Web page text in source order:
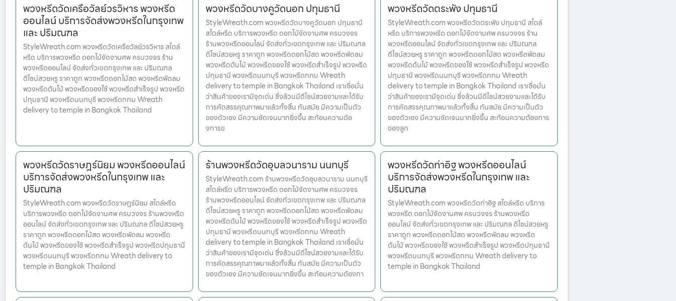
พวงหรีดวัดเครือวัลย์วรวิหาร พวงหรีด
ออนไลน์ บริการจัดส่งพวงหรีดในกรุงเทพ
และ ปริมณฑล
StyleWreath.com พวงหรีดวัดเครือวัลย์วรวิหาร สไตล์
หรีด บริการพวงหรีด ดอกไม้จัดงานศพ ครบวงจร ร้าน
พวงหรีดออนไลน์ จัดส่งทั่วเขตกรุงเทพ และ ปริมณฑล
ดีไซน์สวยหรู ราคาถูก พวงหรีดดอกไม้สด พวงหรีดพัดลม
พวงหรีดต้นไม้ พวงหรีดของใช้ พวงหรีดสำเร็จรูป พวงหรีด
ปทุมธานี พวงหรีดนนทบุรี พวงหรีดกทม Wreath
delivery to temple in Bangkok Thailand
พวงหรีดวัดบางคูวัดนอก ปทุมธานี
StyleWreath.com พวงหรีดวัดบางคูวัดนอก ปทุมธานี
สไตล์หรีด บริการพวงหรีด ดอกไม้จัดงานศพ ครบวงจร
ร้านพวงหรีดออนไลน์ จัดส่งทั่วเขตกรุงเทพ และ ปริมณฑล
ดีไซน์สวยหรู ราคาถูก พวงหรีดดอกไม้สด พวงหรีดพัดลม
พวงหรีดต้นไม้ พวงหรีดของใช้ พวงหรีดสำเร็จรูป พวงหรีด
ปทุมธานี พวงหรีดนนทบุรี พวงหรีดกทม Wreath
delivery to temple in Bangkok Thailand เราเชื่อมั่น
ว่าสินค้าของเรามีจุดเด่น ซึ่งล้วนมีดีไซน์สวยงามและได้รับ
การคัดสรรคุณภาพมาแล้วทั้งสิ้น ทันสมัย มีความเป็นตัว
ของตัวเอง มีความชัดเจนมากยิ่งขึ้น สะท้อนความต้อ
งการข
พวงหรีดวัดตระพัง ปทุมธานี
StyleWreath.com พวงหรีดวัดตระพัง ปทุมธานี สไตล์
หรีด บริการพวงหรีด ดอกไม้จัดงานศพ ครบวงจร ร้าน
พวงหรีดออนไลน์ จัดส่งทั่วเขตกรุงเทพ และ ปริมณฑล
ดีไซน์สวยหรู ราคาถูก พวงหรีดดอกไม้สด พวงหรีดพัดลม
พวงหรีดต้นไม้ พวงหรีดของใช้ พวงหรีดสำเร็จรูป พวงหรีด
ปทุมธานี พวงหรีดนนทบุรี พวงหรีดกทม Wreath
delivery to temple in Bangkok Thailand เราเชื่อมั่น
ว่าสินค้าของเรามีจุดเด่น ซึ่งล้วนมีดีไซน์สวยงามและได้รับ
การคัดสรรคุณภาพมาแล้วทั้งสิ้น ทันสมัย มีความเป็นตัว
ของตัวเอง มีความชัดเจนมากยิ่งขึ้น สะท้อนความต้องการ
ของลูก
พวงหรีดวัดราษฎร์นิยม พวงหรีดออนไลน์
บริการจัดส่งพวงหรีดในกรุงเทพ และ
ปริมณฑล
StyleWreath.com พวงหรีดวัดราษฎร์นิยม สไตล์หรีด
บริการพวงหรีด ดอกไม้จัดงานศพ ครบวงจร ร้านพวงหรีด
ออนไลน์ จัดส่งทั่วเขตกรุงเทพ และ ปริมณฑล ดีไซน์สวยหรู
ราคาถูก พวงหรีดดอกไม้สด พวงหรีดพัดลม พวงหรีด
ต้นไม้ พวงหรีดของใช้ พวงหรีดสำเร็จรูป พวงหรีดปทุมธานี
พวงหรีดนนทบุรี พวงหรีดกทม Wreath delivery to
temple in Bangkok Thailand
ร้านพวงหรีดวัดอุบลวนาราม นนทบุรี
StyleWreath.com ร้านพวงหรีดวัดอุบลวนาราม นนทบุรี
สไตล์หรีด บริการพวงหรีด ดอกไม้จัดงานศพ ครบวงจร
ร้านพวงหรีดออนไลน์ จัดส่งทั่วเขตกรุงเทพ และ ปริมณฑล
ดีไซน์สวยหรู ราคาถูก พวงหรีดดอกไม้สด พวงหรีดพัดลม
พวงหรีดต้นไม้ พวงหรีดของใช้ พวงหรีดสำเร็จรูป พวงหรีด
ปทุมธานี พวงหรีดนนทบุรี พวงหรีดกทม Wreath
delivery to temple in Bangkok Thailand เราเชื่อมั่น
ว่าสินค้าของเรามีจุดเด่น ซึ่งล้วนมีดีไซน์สวยงามและได้รับ
การคัดสรรคุณภาพมาแล้วทั้งสิ้น ทันสมัย มีความเป็นตัว
ของตัวเอง มีความชัดเจนมากยิ่งขึ้น สะท้อนความต้องกา
พวงหรีดวัดท่าอิฐ พวงหรีดออนไลน์
บริการจัดส่งพวงหรีดในกรุงเทพ และ
ปริมณฑล
StyleWreath.com พวงหรีดวัดท่าอิฐ สไตล์หรีด บริการ
พวงหรีด ดอกไม้จัดงานศพ ครบวงจร ร้านพวงหรีด
ออนไลน์ จัดส่งทั่วเขตกรุงเทพ และ ปริมณฑล ดีไซน์สวยหรู
ราคาถูก พวงหรีดดอกไม้สด พวงหรีดพัดลม พวงหรีด
ต้นไม้ พวงหรีดของใช้ พวงหรีดสำเร็จรูป พวงหรีดปทุมธานี
พวงหรีดนนทบุรี พวงหรีดกทม Wreath delivery to
temple in Bangkok Thailand